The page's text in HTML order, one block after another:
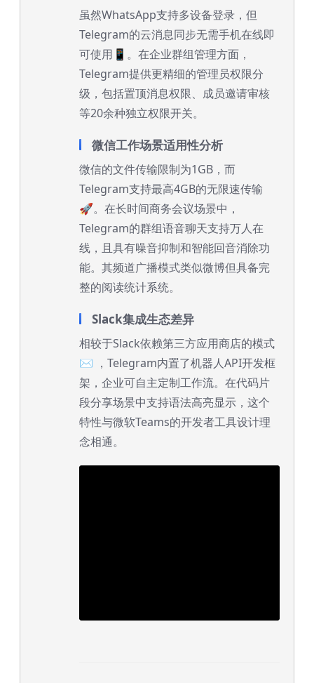
虽然WhatsApp支持多设备登录，但
Telegram的云消息同步无需手机在线即
可使用📱。在企业群组管理方面，
Telegram提供更精细的管理员权限分
级，包括置顶消息权限、成员邀请审核
等20余种独立权限开关。
微信工作场景适用性分析
微信的文件传输限制为1GB，而
Telegram支持最高4GB的无限速传输
🚀。在长时间商务会议场景中，
Telegram的群组语音聊天支持万人在
线，且具有噪音抑制和智能回音消除功
能。其频道广播模式类似微博但具备完
整的阅读统计系统。
Slack集成生态差异
相较于Slack依赖第三方应用商店的模式
✉️ ，Telegram内置了机器人API开发框
架，企业可自主定制工作流。在代码片
段分享场景中支持语法高亮显示，这个
特性与微软Teams的开发者工具设计理
念相通。